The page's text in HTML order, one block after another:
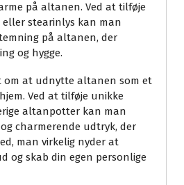
på altanen. Ved at tilføje
stearinlys kan man
på altanen, der
og hygge.
at udnytte altanen som et
Ved at tilføje unikke
altanpotter kan man
charmerende udtryk, der
man virkelig nyder at
og skab din egen personlige